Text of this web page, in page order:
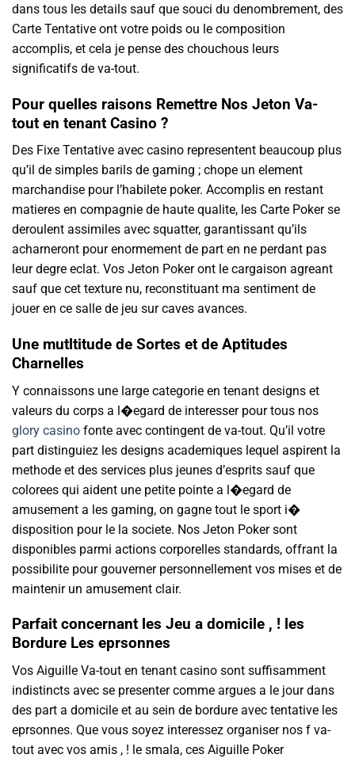
dans tous les details sauf que souci du denombrement, des
Carte Tentative ont votre poids ou le composition
accomplis, et cela je pense des chouchous leurs
significatifs de va-tout.
Pour quelles raisons Remettre Nos Jeton Va-
tout en tenant Casino ?
Des Fixe Tentative avec casino representent beaucoup plus
qu’il de simples barils de gaming ; chope un element
marchandise pour l’habilete poker. Accomplis en restant
matieres en compagnie de haute qualite, les Carte Poker se
deroulent assimiles avec squatter, garantissant qu’ils
acharneront pour enormement de part en ne perdant pas
leur degre eclat. Vos Jeton Poker ont le cargaison agreant
sauf que cet texture nu, reconstituant ma sentiment de
jouer en ce salle de jeu sur caves avances.
Une mutltitude de Sortes et de Aptitudes
Charnelles
Y connaissons une large categorie en tenant designs et
valeurs du corps a l�egard de interesser pour tous nos
glory casino fonte avec contingent de va-tout. Qu’il votre
part distinguiez les designs academiques lequel aspirent la
methode et des services plus jeunes d’esprits sauf que
colorees qui aident une petite pointe a l�egard de
amusement a les gaming, on gagne tout le sport i�
disposition pour le la societe. Nos Jeton Poker sont
disponibles parmi actions corporelles standards, offrant la
possibilite pour gouverner personnellement vos mises et de
maintenir un amusement clair.
Parfait concernant les Jeu a domicile , ! les
Bordure Les eprsonnes
Vos Aiguille Va-tout en tenant casino sont suffisamment
indistincts avec se presenter comme argues a le jour dans
des part a domicile et au sein de bordure avec tentative les
eprsonnes. Que vous soyez interessez organiser nos f va-
tout avec vos amis , ! le smala, ces Aiguille Poker